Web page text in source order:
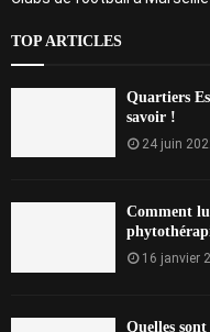
TOP ARTICLES
Quartiers
savoir !
24 juin
Comment
16 janvier
Quelles